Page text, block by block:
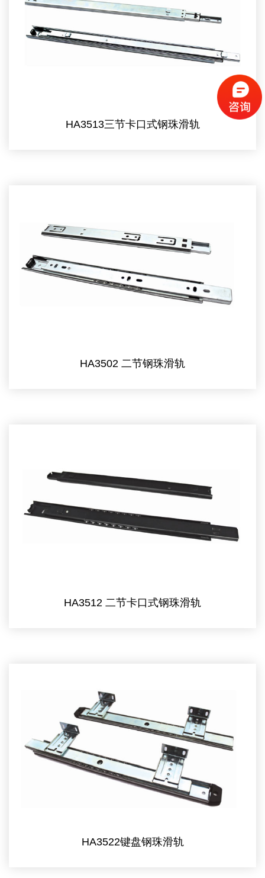
HA3513三节卡口式钢珠滑轨
HA3502 二节钢珠滑轨
HA3512 二节卡口式钢珠滑轨
HA3522键盘钢珠滑轨